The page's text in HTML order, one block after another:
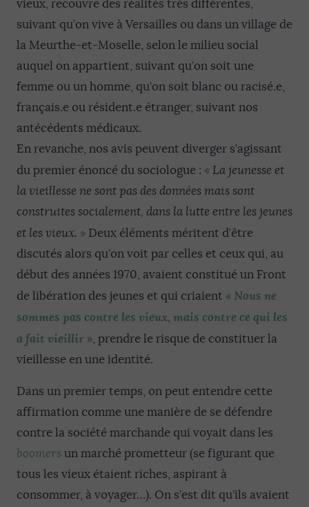
vieux, recouvre des réalités très différentes,
suivant qu’on vive à Versailles ou dans un village de
la Meurthe-et-Moselle, selon le milieu social
auquel on appartient, suivant qu’on soit une
femme ou un homme, qu’on soit blanc ou racisé.e,
français.e ou résident.e étranger, suivant nos
antécédents médicaux.
En revanche, nos avis peuvent diverger s’agissant
du premier énoncé du sociologue : « La jeunesse et
la vieillesse ne sont pas des données mais sont
construites socialement, dans la lutte entre les jeunes
et les vieux. » Deux éléments méritent d’être
discutés alors qu’on voit par celles et ceux qui, au
début des années 1970, avaient constitué un Front
de libération des jeunes et qui criaient « Nous ne
sommes pas contre les vieux, mais contre ce qui les
a fait vieillir », prendre le risque de constituer la
vieillesse en une identité.
Dans un premier temps, on peut entendre cette
affirmation comme une manière de se défendre
contre la société marchande qui voyait dans les
boomers un marché prometteur (se figurant que
tous les vieux étaient riches, aspirant à
consommer, à voyager…). On s’est dit qu’ils avaient